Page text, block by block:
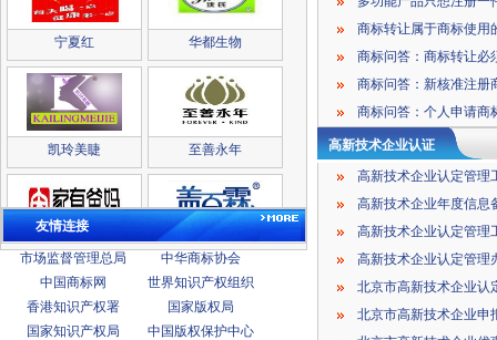
宁夏红 华都生物
凯玲美睫 至善永年
家有爸妈 盖百霖
友情连接
市场监督管理总局
中华商标协会
中国商标网
世界知识产权组织
香港知识产权署
国家版权局
国家知识产权局
中国版权保护中心
商标转让属于商标使用
高新技术企业认证
高新技术企业认定管理
高新技术企业年度信息
北京市高新技术企业申